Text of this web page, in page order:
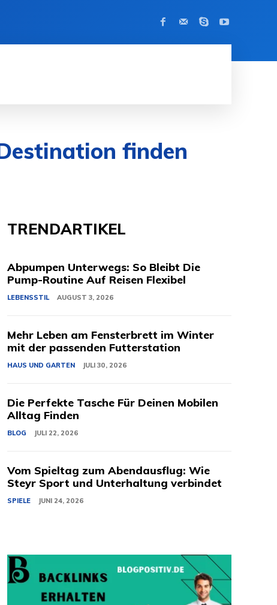
finden
TRENDARTIKEL
Abpumpen Unterwegs: So Bleibt Die
Pump-Routine Auf Reisen Flexibel
LEBENSSTIL AUGUST 3, 2026
Mehr Leben am Fensterbrett im Winter
mit der passenden Futterstation
HAUS UND GARTEN JULI 30, 2026
Die Perfekte Tasche Für Deinen Mobilen
Alltag Finden
BLOG JULI 22, 2026
Vom Spieltag zum Abendausflug: Wie
Steyr Sport und Unterhaltung verbindet
SPIELE JUNI 24, 2026